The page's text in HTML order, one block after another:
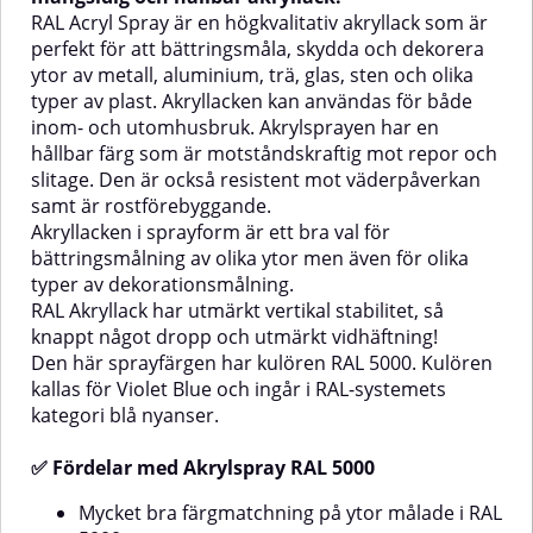
samt är
rostförebyggande.Akryllacken i
sprayform är ett bra val för
bättringsmålning av olika ytor
men även för olika typer av
dekorationsmålning.RAL
Akryllack har utmärkt vertikal
stabilitet, så knappt något dropp
och utmärkt vidhäftning!Den här
sprayfärgen har kulören RAL
5001. Kulören kallas för Green
Blue och ingår i RAL-systemets
kategori blå nyanser.✅ Fördelar
med Akrylspray RAL 5001Mycket
bra färgmatchning på ytor
målade i RAL 5001Hållbar färg
och hållbar glansRepfri och
slitstarkUtmärkt vertikal
stabilitetUV-resistent och
resistent mot
vidhäftningLämpliga
ytorTräMetallAluminiumGlasStenOlika
typer av
plastAnvändningsområdenAnvänd
mot väderpåverkan samt är
rostförebyggande.Akryllacken i
sprayform är ett bra val för
bättringsmålning av olika ytor
men även för olika typer av
dekorationsmålning.RAL
Akryllack har utmärkt vertikal
stabilitet, så knappt något dropp
och utmärkt vidhäftning!Den här
5002. Kulören kallas för
Ultramarine Blue och ingår i RAL-
systemets kategori blå nyanser.✅
Fördelar med Akrylspray RAL
5002Mycket bra färgmatchning
på ytor målade i RAL 5002Hållbar
färg och hållbar glansRepfri och
slitstarkUtmärkt vertikal
stabilitetUV-resistent och
vidhäftningLämpliga
typer av
plastAnvändningsområdenAnvänd
RAL Acryl Spray är en högkvalitativ akryllack som är
perfekt för att bättringsmåla, skydda och dekorera
ytor av metall, aluminium, trä, glas, sten och olika
typer av plast. Akryllacken kan användas för både
inom- och utomhusbruk. Akrylsprayen har en
hållbar färg som är motståndskraftig mot repor och
slitage. Den är också resistent mot väderpåverkan
samt är rostförebyggande.
Akryllacken i sprayform är ett bra val för
bättringsmålning av olika ytor men även för olika
typer av dekorationsmålning.
RAL Akryllack har utmärkt vertikal stabilitet, så
knappt något dropp och utmärkt vidhäftning!
Den här sprayfärgen har kulören RAL 5000. Kulören
kallas för Violet Blue och ingår i RAL-systemets
kategori blå nyanser.
✅ Fördelar med Akrylspray RAL 5000
Mycket bra färgmatchning på ytor målade i RAL